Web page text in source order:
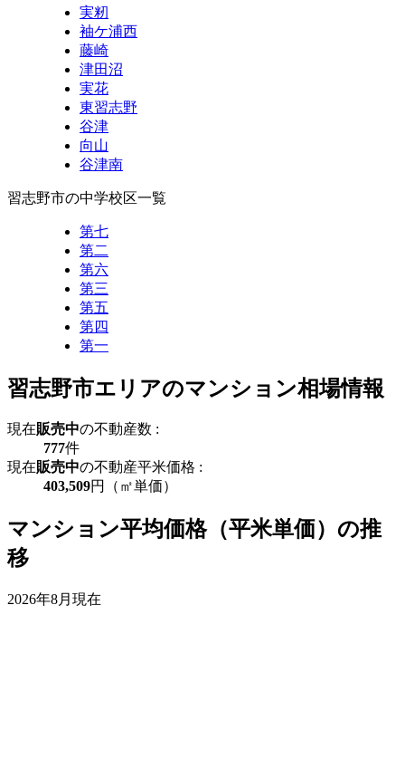
実籾
袖ケ浦西
藤崎
津田沼
実花
東習志野
谷津
向山
谷津南
習志野市の中学校区一覧
第七
第二
第六
第三
第五
第四
第一
習志野市エリアのマンション相場情報
現在販売中の不動産数 :
777件
現在販売中の不動産平米価格 :
403,509円（㎡単価）
マンション平均価格（平米単価）の推
移
2026年8月現在